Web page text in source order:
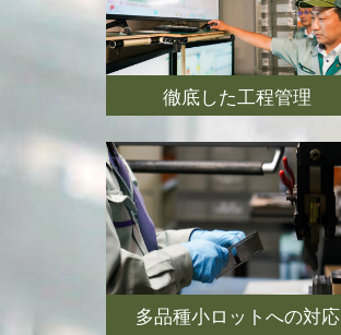
徹底した工程管理
多品種小ロットへの対応